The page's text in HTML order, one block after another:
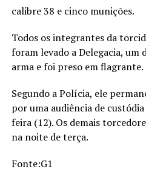
calibre 38 e cinco munições.
Todos os integrantes da
foram levado a Delegacia, um
arma e foi preso em flagrante.
Segundo a Polícia, ele
por uma audiência de
feira (12). Os demais
na noite de terça.
Fonte:G1